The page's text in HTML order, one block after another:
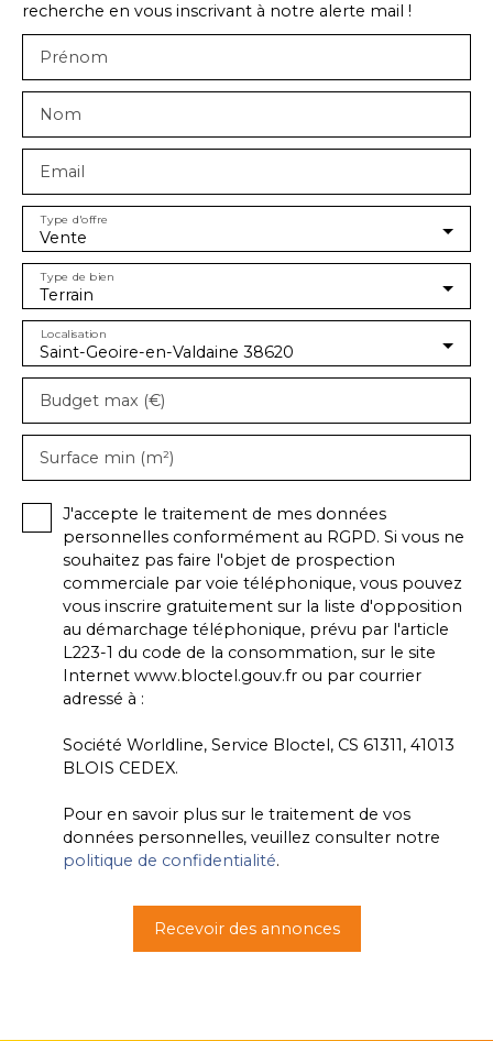
recherche en vous inscrivant à notre alerte mail !
Prénom
Nom
Email
Vente
Type d'offre
Terrain
Type de bien
Saint-Geoire-en-Valdaine 38620
Localisation
Budget max (€)
Surface min (m²)
J'accepte le traitement de mes données
personnelles conformément au RGPD. Si vous ne
souhaitez pas faire l'objet de prospection
commerciale par voie téléphonique, vous pouvez
vous inscrire gratuitement sur la liste d'opposition
au démarchage téléphonique, prévu par l'article
L223-1 du code de la consommation, sur le site
Internet www.bloctel.gouv.fr ou par courrier
adressé à :
Société Worldline, Service Bloctel, CS 61311, 41013
BLOIS CEDEX.
Pour en savoir plus sur le traitement de vos
données personnelles, veuillez consulter notre
politique de confidentialité.
Recevoir des annonces